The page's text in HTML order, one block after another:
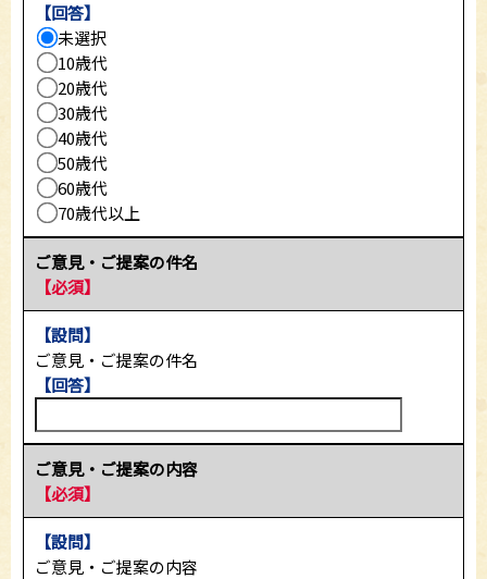
【回答】
未選択
10歳代
20歳代
30歳代
40歳代
50歳代
60歳代
70歳代以上
ご意見・ご提案の件名
【必須】
【設問】
ご意見・ご提案の件名
【回答】
ご意見・ご提案の内容
【必須】
【設問】
ご意見・ご提案の内容